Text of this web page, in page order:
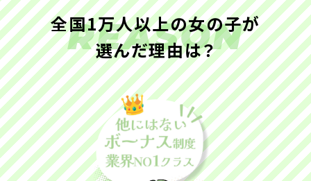
全国1万人以上の女の子が
選んだ理由は？
REASON